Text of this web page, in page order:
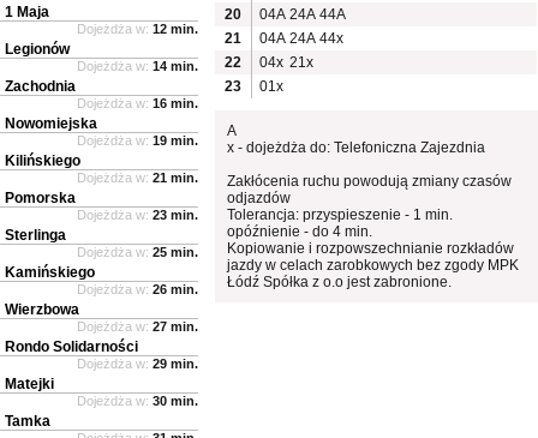
20
04A 24A 44A
21
04A 24A 44x
22
04x 21x
23
01x
A
x - dojeżdża do: Telefoniczna Zajezdnia
Zakłócenia ruchu powodują zmiany czasów
odjazdów
Tolerancja: przyspieszenie - 1 min.
opóźnienie - do 4 min.
Kopiowanie i rozpowszechnianie rozkładów
jazdy w celach zarobkowych bez zgody MPK
Łódź Spółka z o.o jest zabronione.
1 Maja
Dojeżdża w: 12 min.
Legionów
Dojeżdża w: 14 min.
Zachodnia
Dojeżdża w: 16 min.
Nowomiejska
Dojeżdża w: 19 min.
Kilińskiego
Dojeżdża w: 21 min.
Pomorska
Dojeżdża w: 23 min.
Sterlinga
Dojeżdża w: 25 min.
Kamińskiego
Dojeżdża w: 26 min.
Wierzbowa
Dojeżdża w: 27 min.
Rondo Solidarności
Dojeżdża w: 29 min.
Matejki
Dojeżdża w: 30 min.
Tamka